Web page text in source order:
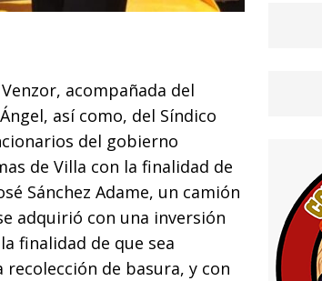
acompañada del
así como, del Síndico
del gobierno
de Villa con la finalidad de
Sánchez Adame, un camión
adquirió con una inversión
finalidad de que sea
de basura, y con